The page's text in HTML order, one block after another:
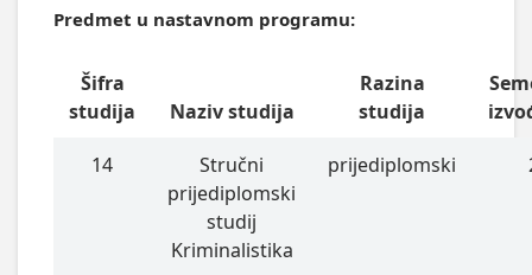
Predmet u nastavnom programu:
Šifra
studija
Naziv studija
Razina
studija
14
Stručni
prijediplomski
studij
Kriminalistika
prijediplomski